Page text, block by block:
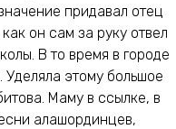
придавал отец
он сам за руку отвел
В то время в городе
Уделяла этому большое
Маму в ссылке, в
алашординцев,